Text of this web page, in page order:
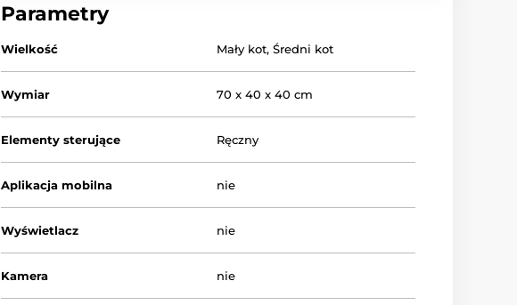
Parametry
Wielkość Mały kot,Średni kot
Wymiar 70 x 40 x 40 cm
Elementy sterujące Ręczny
Aplikacja mobilna nie
Wyświetlacz nie
Kamera nie